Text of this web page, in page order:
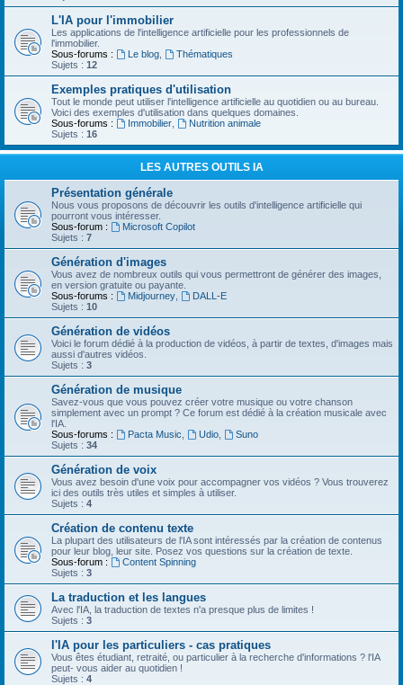
L'IA pour l'immobilier
Les applications de l'intelligence artificielle pour les professionnels de
l'immobilier.
Sous-forums :
Le blog,
Thématiques
Sujets : 12
Exemples pratiques d'utilisation
Tout le monde peut utiliser l'intelligence artificielle au quotidien ou au bureau.
Voici des exemples d'utilisation dans quelques domaines.
Sous-forums :
Immobilier,
Nutrition animale
Sujets : 16
LES AUTRES OUTILS IA
Présentation générale
Nous vous proposons de découvrir les outils d'intelligence artificielle qui
pourront vous intéresser.
Sous-forum :
Microsoft Copilot
Sujets : 7
Génération d'images
Vous avez de nombreux outils qui vous permettront de générer des images,
en version gratuite ou payante.
Sous-forums :
Midjourney,
DALL-E
Sujets : 10
Génération de vidéos
Voici le forum dédié à la production de vidéos, à partir de textes, d'images mais
aussi d'autres vidéos.
Sujets : 3
Génération de musique
Savez-vous que vous pouvez créer votre musique ou votre chanson
simplement avec un prompt ? Ce forum est dédié à la création musicale avec
l'IA.
Sous-forums :
Pacta Music Udio,
Suno
Sujets : 34
Génération de voix
Vous avez besoin d'une voix pour accompagner vos vidéos ? Vous trouverez
ici des outils très utiles et simples à utiliser.
Sujets : 4
Création de contenu texte
La plupart des utilisateurs de l'IA sont intéressés par la création de contenus
pour leur blog, leur site. Posez vos questions sur la création de texte.
Sous-forum :
Content Spinning
Sujets : 3
La traduction et les langues
Avec l'IA, la traduction de textes n'a presque plus de limites !
Sujets : 3
l'IA pour les particuliers - cas pratiques
Vous êtes étudiant, retraité, ou particulier à la recherche d'informations ? l'IA
peut- vous aider au quotidien !
Sujets : 4